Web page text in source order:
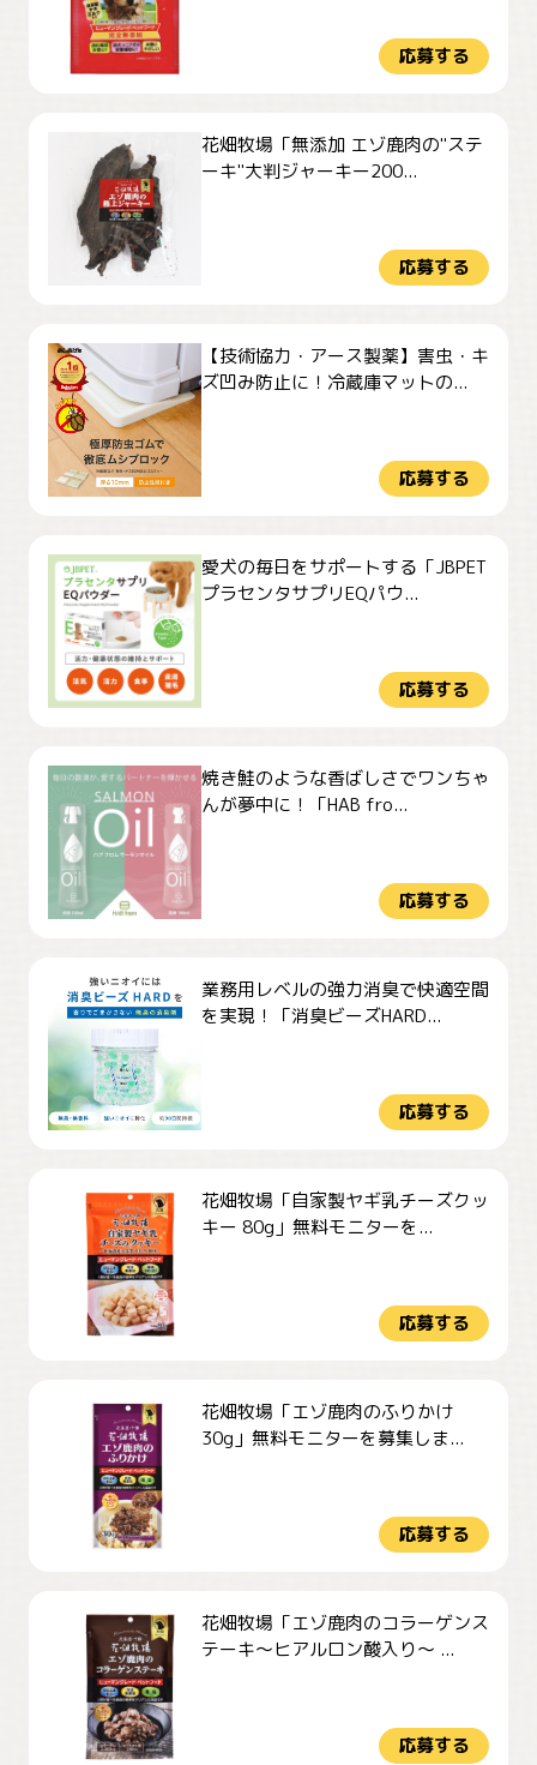
応募する
花畑牧場「無添加 エゾ鹿肉の"ステ
ーキ"大判ジャーキー200...
応募する
【技術協力・アース製薬】害虫・キ
ズ凹み防止に！冷蔵庫マットの...
応募する
愛犬の毎日をサポートする「JBPET
プラセンタサプリEQパウ...
応募する
焼き鮭のような香ばしさでワンちゃ
んが夢中に！「HAB fro...
応募する
業務用レベルの強力消臭で快適空間
を実現！「消臭ビーズHARD...
応募する
花畑牧場「自家製ヤギ乳チーズクッ
キー 80g」無料モニターを...
応募する
花畑牧場「エゾ鹿肉のふりかけ
30g」無料モニターを募集しま...
応募する
花畑牧場「エゾ鹿肉のコラーゲンス
テーキ～ヒアルロン酸入り～ ...
応募する